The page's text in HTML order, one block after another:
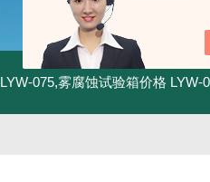
LYW-075,雾腐蚀试验箱价格 LYW-